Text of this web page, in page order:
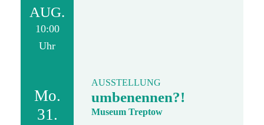
AUG.
10:00
Uhr
Mo.
31.
AUSSTELLUNG
umbenennen?!
Museum Treptow